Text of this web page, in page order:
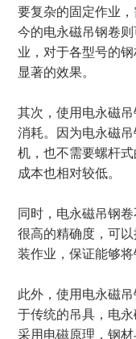
要复杂的固定作业
今的电永磁吊钢卷
业，对于各型号的
显著的效果。
其次，使用电永磁
消耗。因为电永磁
机，也不需要螺杆
成本也相对较低。
同时，电永磁吊钢
很高的精确度，可
装作业，保证能够
此外，使用电永磁
于传统的吊具，电
采用电磁原理，钢